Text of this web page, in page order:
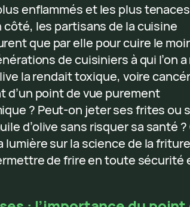
enflammés et les plus
côté, les partisans de la cuisine
que par elle pour cuire le
de cuisiniers à qui l’on
la rendait toxique, voire
d’un point de vue purement
? Peut-on jeter ses frites ou
d’olive sans risquer sa santé ?
sur la science de la
de frire en toute sécurité